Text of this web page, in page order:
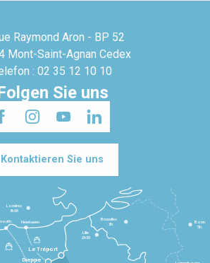
Raymond Aron - BP 52
Mont-Saint-Agnan Cedex
: 02 35 12 10 10
Sie uns
Kontaktieren Sie uns
Dieppe
Le Tréport
Lille
2h30
Bruxelles
3h
Londres
3h30
Newhaven
Bonn
5h